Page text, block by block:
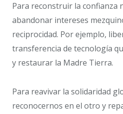
Para reconstruir la confianza
abandonar intereses
reciprocidad. Por ejemplo,
transferencia de tecnología
y restaurar la Madre Tierra.
Para reavivar la solidaridad
reconocernos en el otro y